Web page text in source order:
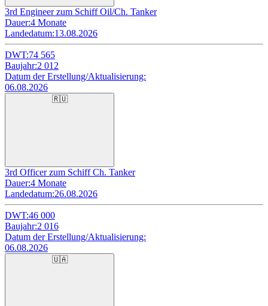
3rd Engineer zum Schiff Oil/Ch. Tanker
Dauer:4 Monate
Landedatum:13.08.2026
DWT:74 565
Baujahr:2 012
Datum der Erstellung/Aktualisierung:
06.08.2026
🇷🇺
3rd Officer zum Schiff Ch. Tanker
Dauer:4 Monate
Landedatum:26.08.2026
DWT:46 000
Baujahr:2 016
Datum der Erstellung/Aktualisierung:
06.08.2026
🇺🇦